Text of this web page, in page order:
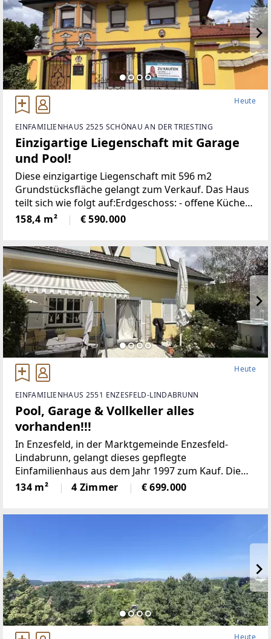
Heute
EINFAMILIENHAUS 2525 SCHÖNAU AN DER TRIESTING
Einzigartige Liegenschaft mit Garage
und Pool!
Diese einzigartige Liegenschaft mit 596 m2
Grundstücksfläche gelangt zum Verkauf. Das Haus
teilt sich wie folgt auf:Erdgeschoss: - offene Küche
mit Essplatz 19,93 m2 - Kabinett 7,48 m2-
Badezimmer mit Infrarotkabine 7,70 m2 -
158,4 m² € 590.000
Heute
EINFAMILIENHAUS 2551 ENZESFELD-LINDABRUNN
Pool, Garage & Vollkeller alles
vorhanden!!!
In Enzesfeld, in der Marktgemeinde Enzesfeld-
Lindabrunn, gelangt dieses gepflegte
Einfamilienhaus aus dem Jahr 1997 zum Kauf. Die
Immobilie überzeugt durch eine durchdachte
Raumaufteilung, gehobene Ausstattung und ein
134 m² 4 Zimmer € 699.000
Heute